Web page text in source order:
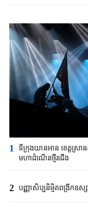
1
ទីក្រុង​យានអាន ​ខេត្តស្រា
មហាដំណើរ​ថ្មើរជើង​
2 បញ្ញាសិប្បនិម្មិត​ពង្រីក​​ឧស្ស